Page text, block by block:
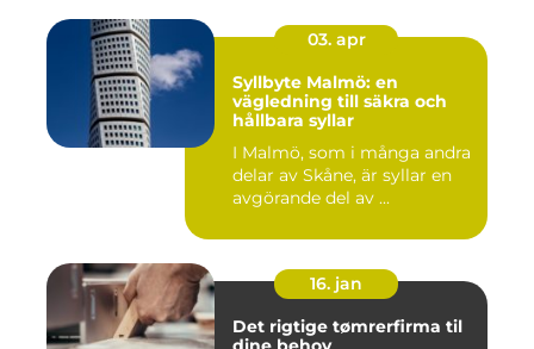
03. apr
Syllbyte Malmö: en
vägledning till säkra och
hållbara syllar
I Malmö, som i många andra
delar av Skåne, är syllar en
avgörande del av ...
16. jan
Det rigtige tømrerfirma til